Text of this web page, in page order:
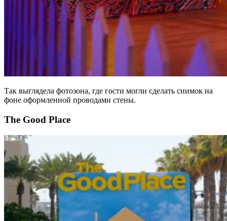
Так выглядела фотозона, где гости могли сделать снимок на
фоне оформленной проводами стены.
The Good Place